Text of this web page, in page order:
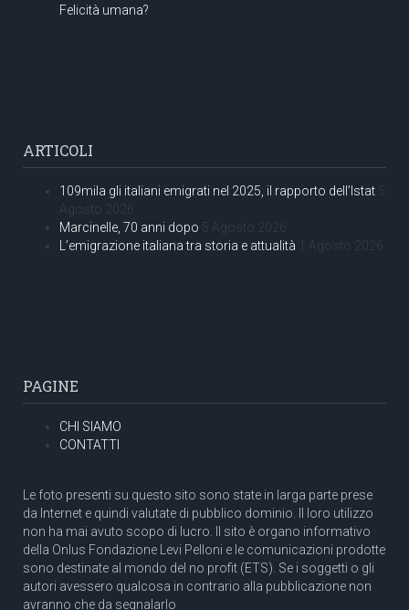
Felicità umana?
ARTICOLI
109mila gli italiani emigrati nel 2025, il rapporto dell’Istat 5
Agosto 2026
Marcinelle, 70 anni dopo 5 Agosto 2026
L’emigrazione italiana tra storia e attualità 1 Agosto 2026
PAGINE
CHI SIAMO
CONTATTI
Le foto presenti su questo sito sono state in larga parte prese
da Internet e quindi valutate di pubblico dominio. Il loro utilizzo
non ha mai avuto scopo di lucro. Il sito è organo informativo
della Onlus Fondazione Levi Pelloni e le comunicazioni prodotte
sono destinate al mondo del no profit (ETS). Se i soggetti o gli
autori avessero qualcosa in contrario alla pubblicazione non
avranno che da segnalarlo